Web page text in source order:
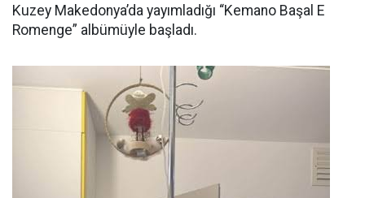
Kuzey Makedonya’da yayımladığı “Kemano Başal E
Romenge” albümüyle başladı.